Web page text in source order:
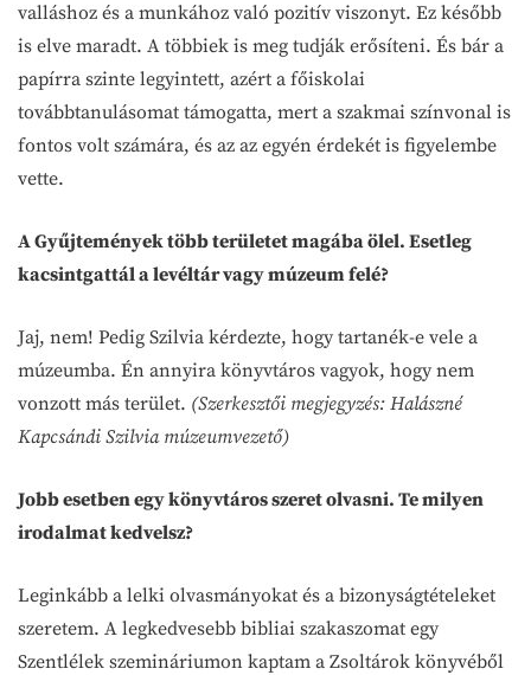
valláshoz és a munkához való pozitív viszonyt. Ez később
is elve maradt. A többiek is meg tudják erősíteni. És bár a
papírra szinte legyintett, azért a főiskolai
továbbtanulásomat támogatta, mert a szakmai színvonal is
fontos volt számára, és az az egyén érdekét is figyelembe
vette.
A Gyűjtemények több területet magába ölel. Esetleg
kacsintgattál a levéltár vagy múzeum felé?
Jaj, nem! Pedig Szilvia kérdezte, hogy tartanék-e vele a
múzeumba. Én annyira könyvtáros vagyok, hogy nem
vonzott más terület. (Szerkesztői megjegyzés: Halászné
Kapcsándi Szilvia múzeumvezető)
Jobb esetben egy könyvtáros szeret olvasni. Te milyen
irodalmat kedvelsz?
Leginkább a lelki olvasmányokat és a bizonyságtételeket
szeretem. A legkedvesebb bibliai szakaszomat egy
Szentlélek szemináriumon kaptam a Zsoltárok könyvéből